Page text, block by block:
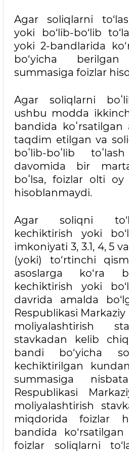
Agar soliqlarni
yoki bo‘lib-bo‘lib
yoki 2-bandlarida
bo‘yicha
summasiga foizlar
Agar soliqlarni
ushbu modda
bandida koʻrsatilgan
taqdim etilgan va
boʻlib-boʻlib
davomida bir
boʻlsa, foizlar olti
hisoblanmaydi.
Agar soliqni
kechiktirish yoki
imkoniyati 3, 3.1, 4, 5
(yoki) to‘rtinchi
asoslarga ko‘ra
kechiktirish yoki
davrida amalda
Respublikasi
moliyalashtirish
stavkadan kelib
bandi bo‘yicha
kechiktirilgan
summasiga
Respublikasi
moliyalashtirish
miqdorida foizlar
bandida ko‘rsatilgan
foizlar soliqlarni